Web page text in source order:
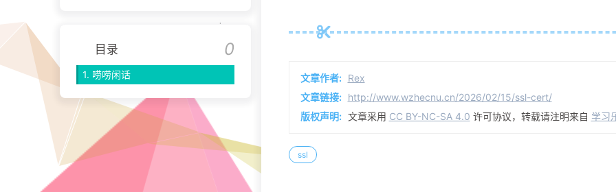
文章作者: Rex
文章链接: http://www.wzhecnu.cn/2026/02/15/ssl-cert/
版权声明: 文章采用 CC BY-NC-SA 4.0 许可协议，转载请注明来自 学习
ssl
目录
1. 唠唠闲话